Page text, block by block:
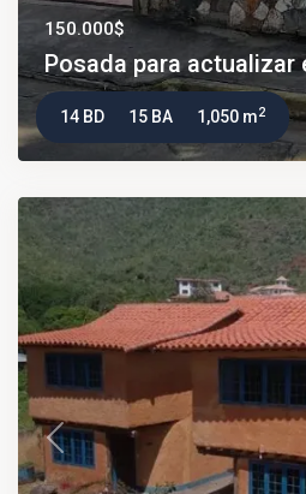
150.000$
Posada para actualizar
14 BD 15 BA 1,050 m2
Previous